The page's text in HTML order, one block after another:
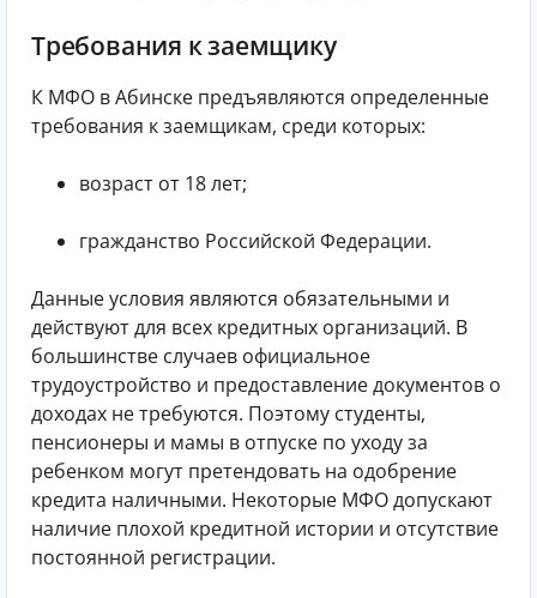
Требования к заемщику
К МФО в Абинске предъявляются определенные
требования к заемщикам, среди которых:
возраст от 18 лет;
гражданство Российской Федерации.
Данные условия являются обязательными и
действуют для всех кредитных организаций. В
большинстве случаев официальное
трудоустройство и предоставление документов о
доходах не требуются. Поэтому студенты,
пенсионеры и мамы в отпуске по уходу за
ребенком могут претендовать на одобрение
кредита наличными. Некоторые МФО допускают
наличие плохой кредитной истории и отсутствие
постоянной регистрации.